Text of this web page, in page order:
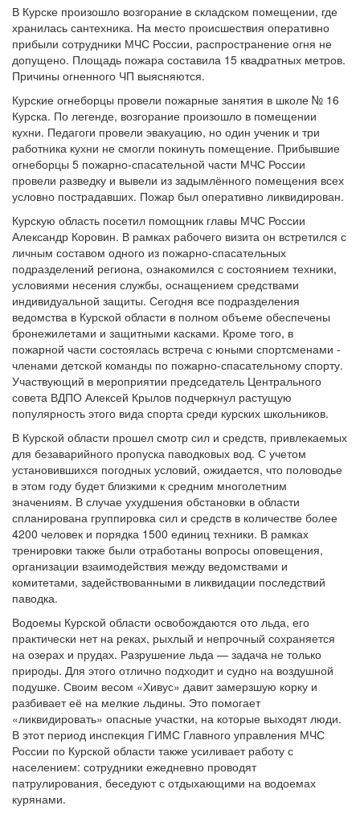
В Курске произошло возгорание в складском помещении, где
хранилась сантехника. На место происшествия оперативно
прибыли сотрудники МЧС России, распространение огня не
допущено. Площадь пожара составила 15 квадратных метров.
Причины огненного ЧП выясняются.
Курские огнеборцы провели пожарные занятия в школе № 16
Курска. По легенде, возгорание произошло в помещении
кухни. Педагоги провели эвакуацию, но один ученик и три
работника кухни не смогли покинуть помещение. Прибывшие
огнеборцы 5 пожарно-спасательной части МЧС России
провели разведку и вывели из задымлённого помещения всех
условно пострадавших. Пожар был оперативно ликвидирован.
Курскую область посетил помощник главы МЧС России
Александр Коровин. В рамках рабочего визита он встретился с
личным составом одного из пожарно-спасательных
подразделений региона, ознакомился с состоянием техники,
условиями несения службы, оснащением средствами
индивидуальной защиты. Сегодня все подразделения
ведомства в Курской области в полном объеме обеспечены
бронежилетами и защитными касками. Кроме того, в
пожарной части состоялась встреча с юными спортсменами -
членами детской команды по пожарно-спасательному спорту.
Участвующий в мероприятии председатель Центрального
совета ВДПО Алексей Крылов подчеркнул растущую
популярность этого вида спорта среди курских школьников.
В Курской области прошел смотр сил и средств, привлекаемых
для безаварийного пропуска паводковых вод. С учетом
установившихся погодных условий, ожидается, что половодье
в этом году будет близкими к средним многолетним
значениям. В случае ухудшения обстановки в области
спланирована группировка сил и средств в количестве более
4200 человек и порядка 1500 единиц техники. В рамках
тренировки также были отработаны вопросы оповещения,
организации взаимодействия между ведомствами и
комитетами, задействованными в ликвидации последствий
паводка.
Водоемы Курской области освобождаются ото льда, его
практически нет на реках, рыхлый и непрочный сохраняется
на озерах и прудах. Разрушение льда — задача не только
природы. Для этого отлично подходит и судно на воздушной
подушке. Своим весом «Хивус» давит замерзшую корку и
разбивает её на мелкие льдины. Это помогает
«ликвидировать» опасные участки, на которые выходят люди.
В этот период инспекция ГИМС Главного управления МЧС
России по Курской области также усиливает работу с
населением: сотрудники ежедневно проводят
патрулирования, беседуют с отдыхающими на водоемах
курянами.